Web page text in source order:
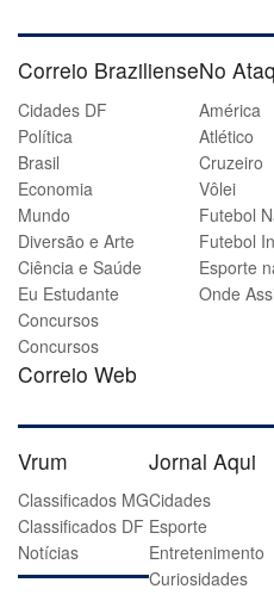
Correio Braziliense
Cidades DF
Política
Brasil
Economia
Mundo
Diversão e Arte
Ciência e Saúde
Eu Estudante
Concursos
Concursos
Correio Web
No
América
Atlético
Cruzeiro
Vôlei
Futebol
Futebol
Esporte
Onde
Vrum
Classificados MG
Classificados DF
Notícias
Jornal Aqui
Cidades
Esporte
Entretenimento
Curiosidades